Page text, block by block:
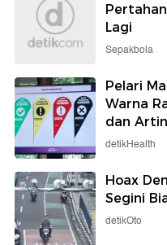
Lagi
Sepakbola
Pelari
Warna
dan
detikHealth
Hoax
Segini
detikOto